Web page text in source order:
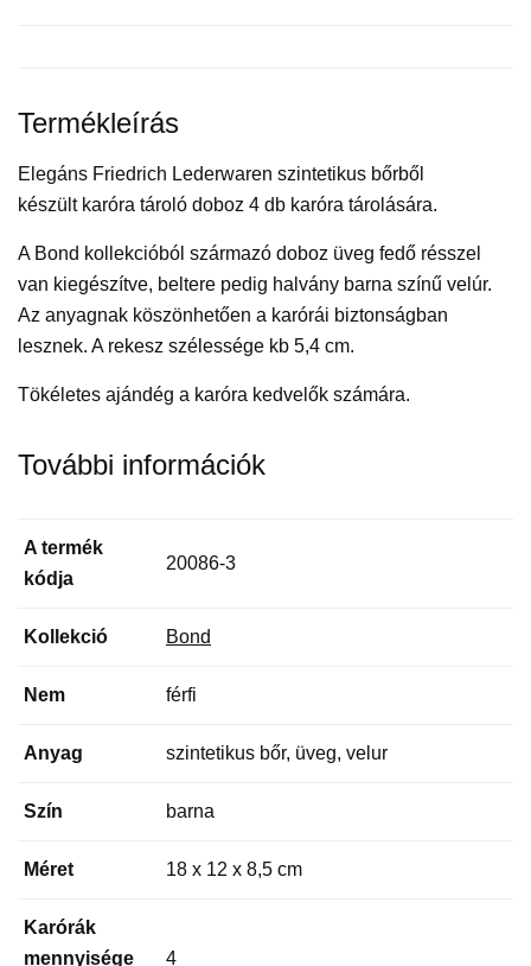
Termékleírás
Elegáns Friedrich Lederwaren szintetikus bőrből
készült karóra tároló doboz 4 db karóra tárolására.
A Bond kollekcióból származó doboz üveg fedő résszel
van kiegészítve, beltere pedig halvány barna színű velúr.
Az anyagnak köszönhetően a karórái biztonságban
lesznek. A rekesz szélessége kb 5,4 cm.
Tökéletes ajándég a karóra kedvelők számára.
További információk
A termék
kódja
20086-3
Kollekció Bond
Nem férfi
Anyag szintetikus bőr, üveg, velur
Szín barna
Méret 18 x 12 x 8,5 cm
Karórák
mennyisége
4